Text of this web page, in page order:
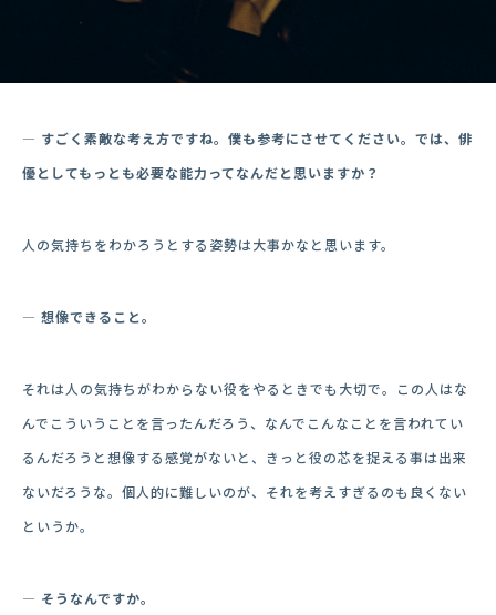
― すごく素敵な考え方ですね。僕も参考にさせてください。では、俳
優としてもっとも必要な能力ってなんだと思いますか？
人の気持ちをわかろうとする姿勢は大事かなと思います。
― 想像できること。
それは人の気持ちがわからない役をやるときでも大切で。この人はな
んでこういうことを言ったんだろう、なんでこんなことを言われてい
るんだろうと想像する感覚がないと、きっと役の芯を捉える事は出来
ないだろうな。個人的に難しいのが、それを考えすぎるのも良くない
というか。
― そうなんですか。